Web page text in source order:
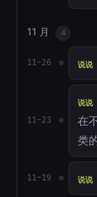
11 月 4
11-26 说说
11-23
说说
在
类
11-19 说说